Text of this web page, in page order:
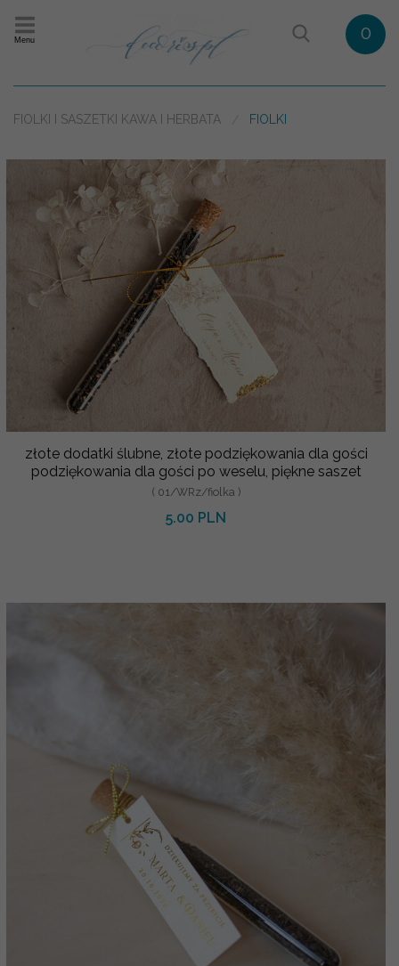
Menu 0
FIOLKI I SASZETKI KAWA I HERBATA FIOLKI
złote dodatki ślubne, złote podziękowania dla gości
podziękowania dla gości po weselu, piękne saszet
( 01/WRz/fiolka )
5.00 PLN